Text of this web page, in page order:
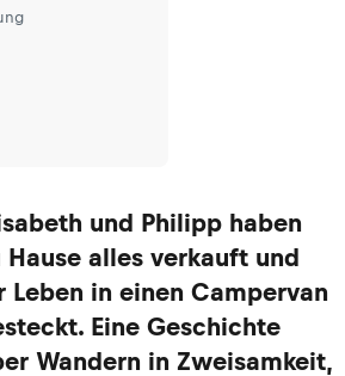
und Philipp haben
Hause alles verkauft und
Leben in einen Campervan
Eine Geschichte
Wandern in Zweisamkeit,